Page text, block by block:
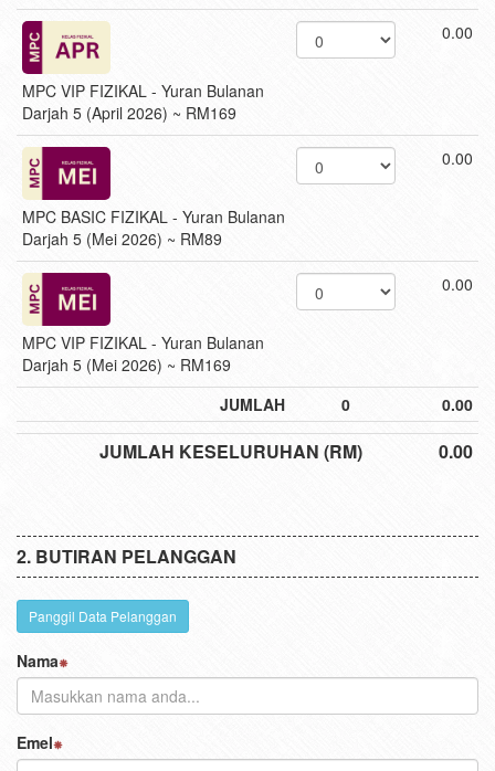
MPC VIP FIZIKAL - Yuran Bulanan
Darjah 5 (April 2026) ~ RM169
0.00
MPC BASIC FIZIKAL - Yuran Bulanan
Darjah 5 (Mei 2026) ~ RM89
0.00
MPC VIP FIZIKAL - Yuran Bulanan
Darjah 5 (Mei 2026) ~ RM169
0.00
JUMLAH 0 0.00
JUMLAH KESELURUHAN (RM) 0.00
BUTIRAN PELANGGAN
Panggil Data Pelanggan
Nama
Emel